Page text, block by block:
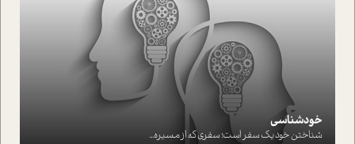
خودشناسی
شناختن خود یک سفر است؛ سفری که از مسیره...